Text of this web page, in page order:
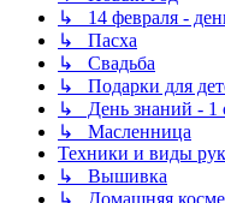
↳ 14 февраля -
↳ Пасха
↳ Свадьба
↳ Подарки для
↳ День знаний - 1
↳ Масленница
Техники и виды
↳ Вышивка